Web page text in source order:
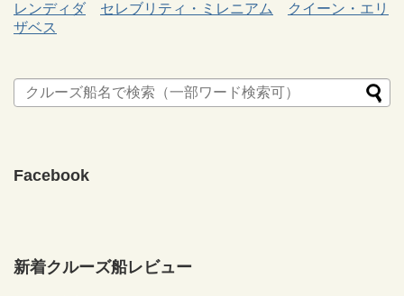
レンディダ
セレブリティ・ミレニアム
クイーン・エリ
ザベス
Facebook
新着クルーズ船レビュー